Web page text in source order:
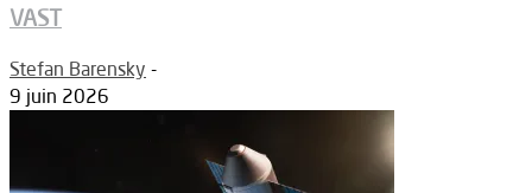
VAST
Stefan Barensky -
9 juin 2026